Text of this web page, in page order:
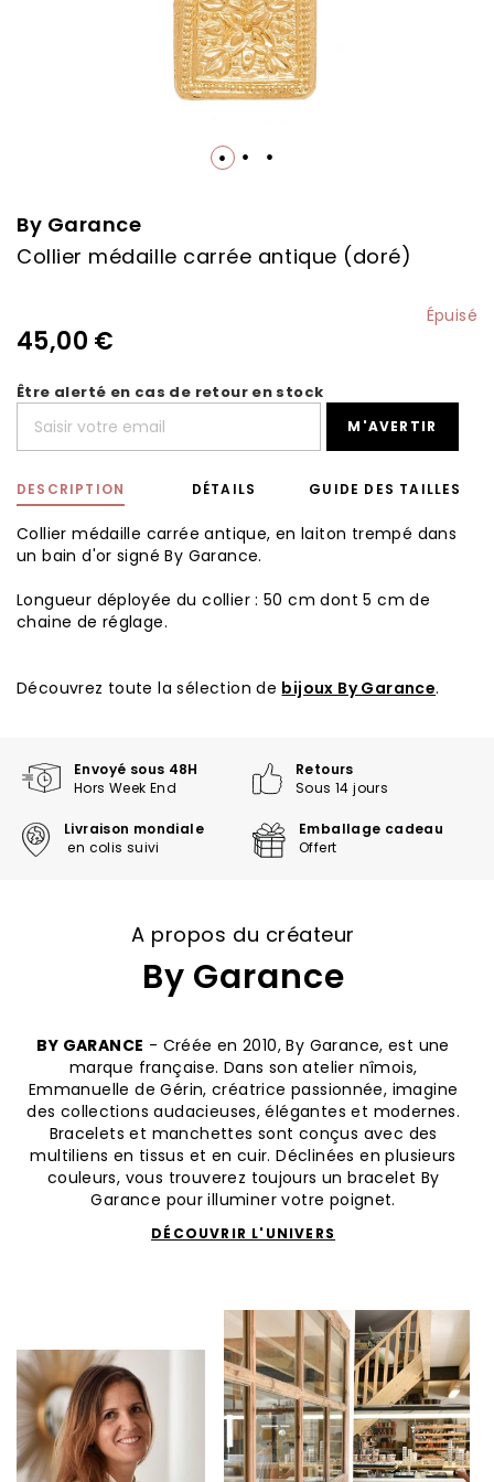
By Garance
Collier médaille carrée antique (doré)
Épuisé
45,00 €
Être alerté en cas de retour en stock
M'AVERTIR
DESCRIPTION
Collier médaille carrée antique, en laiton trempé dans
un bain d'or signé By Garance.
Longueur déployée du collier : 50 cm dont 5 cm de
chaine de réglage.
Découvrez toute la sélection de bijoux By Garance.
DÉTAILS GUIDE DES TAILLES
the
beginning
of
Envoyé sous 48H
Hors Week End
Retours
Sous 14 jours
Livraison mondiale
en colis suivi
Emballage cadeau
Offert
A propos du créateur
By Garance
BY GARANCE - Créée en 2010, By Garance, est une
marque française. Dans son atelier nîmois,
Emmanuelle de Gérin, créatrice passionnée, imagine
des collections audacieuses, élégantes et modernes.
Bracelets et manchettes sont conçus avec des
multiliens en tissus et en cuir. Déclinées en plusieurs
couleurs, vous trouverez toujours un bracelet By
Garance pour illuminer votre poignet.
DÉCOUVRIR L'UNIVERS